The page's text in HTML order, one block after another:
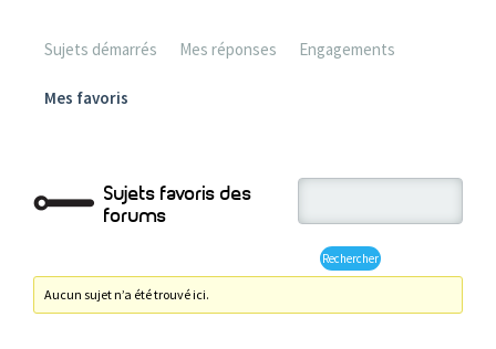
Sujets démarrés Mes réponses Engagements
Mes favoris
Sujets favoris des
forums
Aucun sujet n’a été trouvé ici.